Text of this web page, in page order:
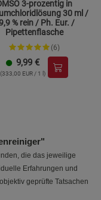
3-prozentig in
30 ml /
% rein / Ph. Eur. /
Pipettenflasche
(6)
9,99 €
(333,00 EUR / 1 l)
die das jeweilige
Erfahrungen und
geprüfte Tatsachen